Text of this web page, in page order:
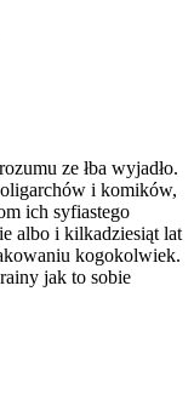
ze łba wyjadło.
i komików,
ich syfiastego
albo i kilkadziesiąt lat
kogokolwiek.
jak to sobie